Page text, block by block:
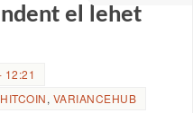
el lehet
12:21
, VARIANCEHUB